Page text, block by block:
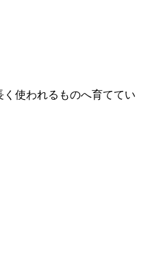
使われるものへ育ててい